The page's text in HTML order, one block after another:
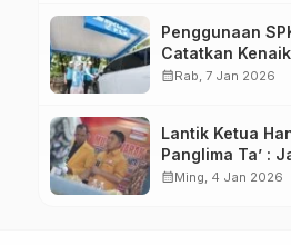
Penggunaan
Catatkan
di Tahun 2025
calendar_monthRab, 7 Jan 2026
Lantik Ketua
Panglima Ta’ : Jabatan adalah
amanah siap
calendar_monthMing, 4 Jan 2026